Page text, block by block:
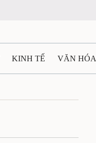
KINH TẾ VĂN HÓA